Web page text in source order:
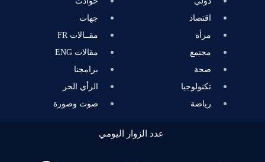
اقتصاد
مرأة
مجتمع
صحة
تكنولوجيا
رياضة
جهات
مقــالات FR
مقالات ENG
برامجنا
الرأي الحر
صوت وصورة
عدد الزوار اليومي